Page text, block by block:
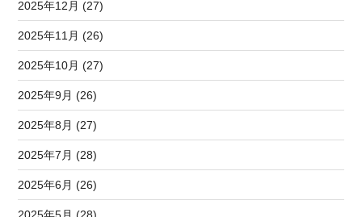
2025年12月 (27)
2025年11月 (26)
2025年10月 (27)
2025年9月 (26)
2025年8月 (27)
2025年7月 (28)
2025年6月 (26)
2025年5月 (28)